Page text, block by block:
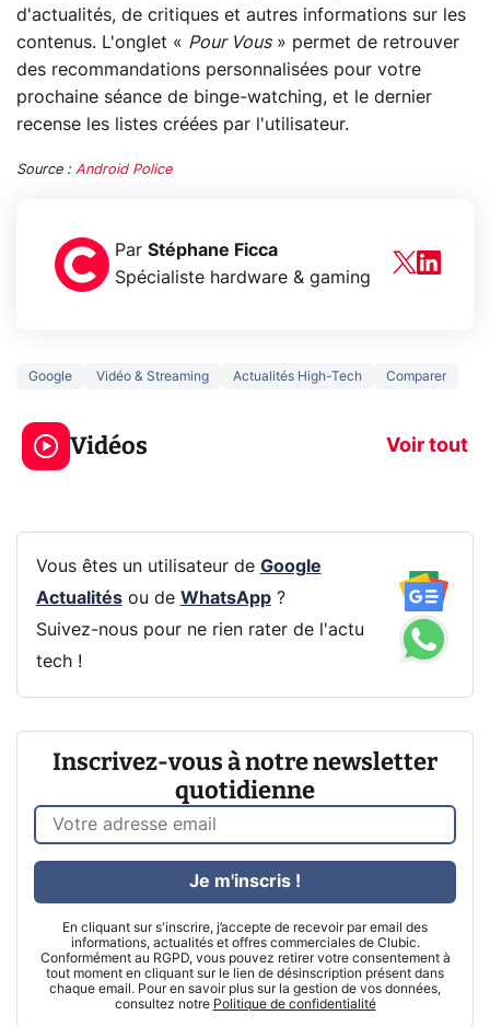
d'actualités, de critiques et autres informations sur les
contenus. L'onglet « Pour Vous» permet de retrouver
des recommandations personnalisées pour votre
prochaine séance de binge-watching, et le dernier
recense les listes créées par l'utilisateur.
Source : Android Police
Par Stéphane Ficca
Spécialiste hardware & gaming
Google Vidéo & Streaming Actualités High-Tech Comparer
Vidéos Voir tout
3 écrans en 1 pour
319€ ? Voici L'AOC
CQ32G4ZA !
5 générations
prochaine
Vous êtes un utilisateur de Google
Actualitésou de WhatsApp?
Suivez-nous pour ne rien rater de l'actu
tech !
Inscrivez-vous à notre newsletter
quotidienne
En cliquant sur s'inscrire, j’accepte de recevoir par email des
informations, actualités et offres commerciales de Clubic.
Conformément au RGPD, vous pouvez retirer votre consentement à
tout moment en cliquant sur le lien de désinscription présent dans
chaque email. Pour en savoir plus sur la gestion de vos données,
consultez notre Politique de confidentialité
Je m'inscris !